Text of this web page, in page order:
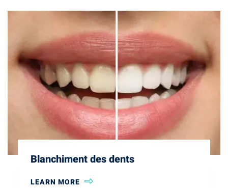
Blanchiment des dents
LEARN MORE